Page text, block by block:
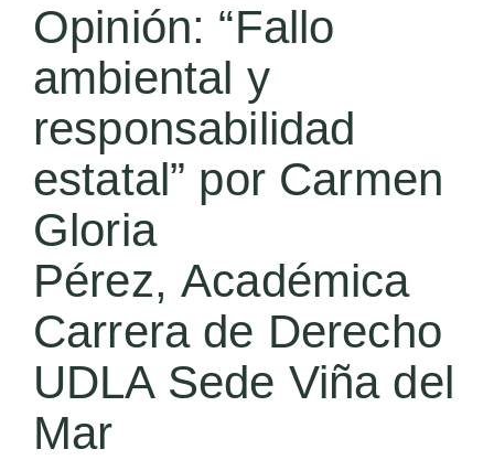
Opinión: “Fallo
ambiental y
responsabilidad
estatal” por Carmen
Gloria
Pérez, Académica
Carrera de Derecho
UDLA Sede Viña del
Mar